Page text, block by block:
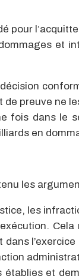
pour
et
preuve ne
fois dans le
en
les
les
et